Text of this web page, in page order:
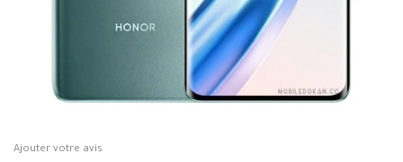
Ajouter votre avis